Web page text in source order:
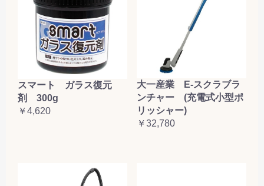
スマート ガラス復元
剤 300g
￥4,620
大一産業 E-スクラブラ
ンチャー (充電式小型ポ
リッシャー)
￥32,780